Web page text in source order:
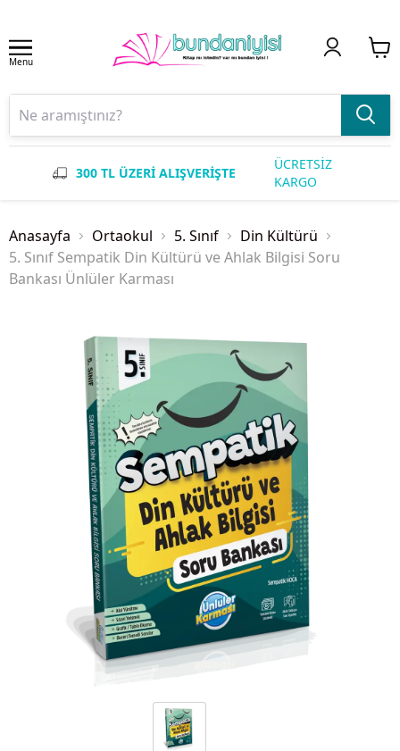
Menu
300 TL ÜZERİ ALIŞVERİŞTE
ÜCRETSİZ
KARGO
Anasayfa Ortaokul 5. Sınıf
Din Kültürü
5. Sınıf Sempatik Din Kültürü ve Ahlak Bilgisi Soru
Bankası Ünlüler Karması